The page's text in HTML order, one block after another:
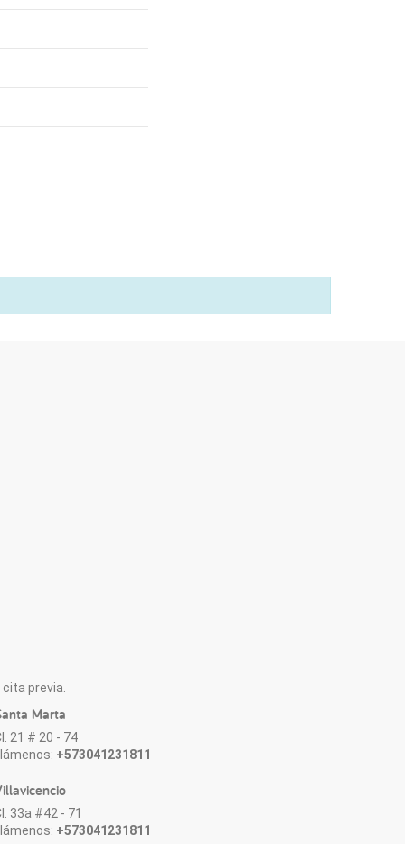
previa.
Marta
21 # 20 - 74
+573041231811
33a #42 - 71
+573041231811